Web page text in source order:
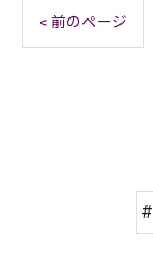
< 前のページ